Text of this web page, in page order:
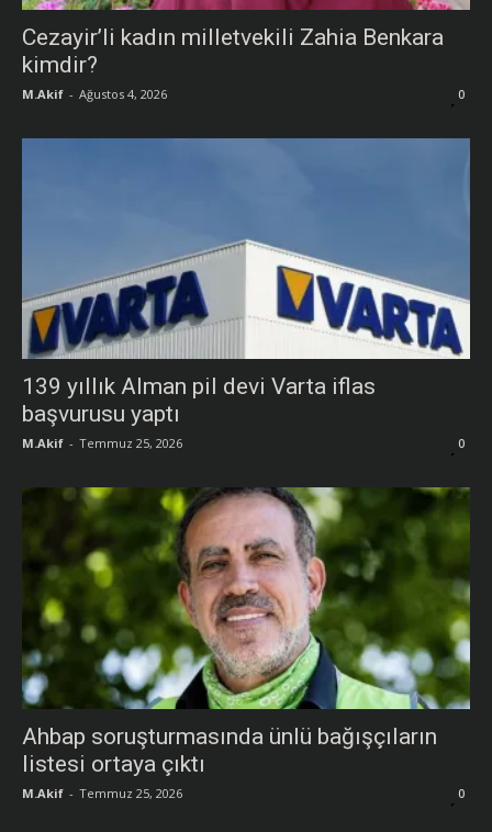
Cezayir’li kadın milletvekili Zahia Benkara
kimdir?
M.Akif - Ağustos 4, 2026 0
139 yıllık Alman pil devi Varta iflas
başvurusu yaptı
M.Akif - Temmuz 25, 2026 0
Ahbap soruşturmasında ünlü bağışçıların
listesi ortaya çıktı
M.Akif - Temmuz 25, 2026 0